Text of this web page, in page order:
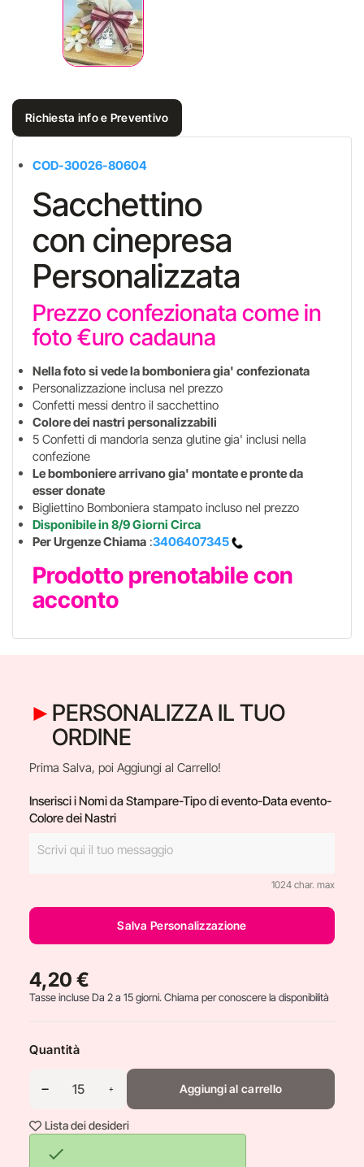
Richiesta info e Preventivo
COD-30026-80604
Sacchettino
con cinepresa
Personalizzata
Prezzo confezionata come in
foto €uro cadauna
Nella foto si vede la bomboniera gia' confezionata
Personalizzazione inclusa nel prezzo
Confetti messi dentro il sacchettino
Colore dei nastri personalizzabili
5 Confetti di mandorla senza glutine gia' inclusi nella
confezione
Le bomboniere arrivano gia' montate e pronte da
esser donate
Bigliettino Bomboniera stampato incluso nel prezzo
Disponibile in 8/9 Giorni Circa
Per Urgenze Chiama :3406407345
Prodotto prenotabile con
acconto
PERSONALIZZA IL TUO
ORDINE
Prima Salva, poi Aggiungi al Carrello!
Inserisci i Nomi da Stampare-Tipo di evento-Data evento-
Colore dei Nastri
1024 char. max
Salva Personalizzazione
4,20 €
Tasse incluseDa 2 a 15 giorni. Chiama per conoscere la disponibilità
Quantità
Aggiungi al carrello
Lista dei desideri
